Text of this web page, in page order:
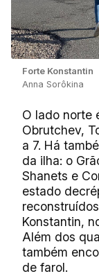
Forte Konstantin
Anna Sorôkina
O lado norte
Obrutchev,
a 7. Há
da ilha: o
Shanets e
estado
Konstantin,
Além dos
também
de farol.